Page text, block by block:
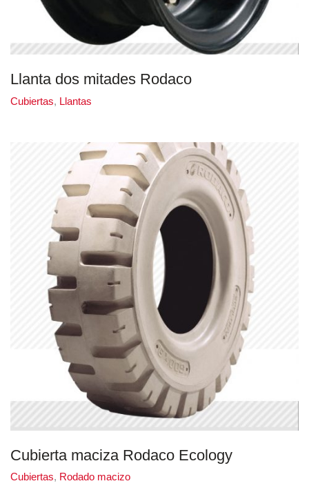
Llanta dos mitades Rodaco
Cubiertas, Llantas
Cubierta maciza Rodaco Ecology
Cubiertas, Rodado macizo